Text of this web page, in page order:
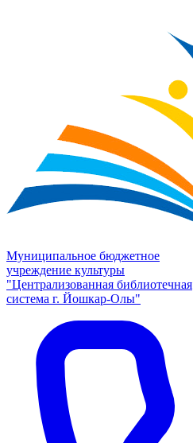
Муниципальное бюджетное
учреждение культуры
"Централизованная библиотечная
система г. Йошкар-Олы"